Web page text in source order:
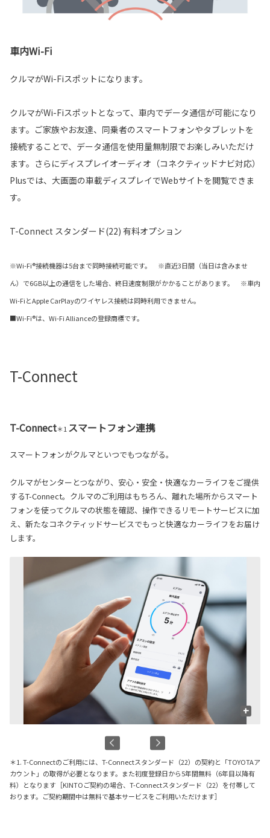
車内Wi-Fi
クルマがWi-Fiスポットになります。
クルマがWi-Fiスポットとなって、車内でデータ通信が可能になり
ます。ご家族やお友達、同乗者のスマートフォンやタブレットを
接続することで、データ通信を使用量無制限でお楽しみいただけ
ます。さらにディスプレイオーディオ（コネクティッドナビ対応）
Plusでは、大画面の車載ディスプレイでWebサイトを閲覧できま
す。
T-Connect スタンダード(22) 有料オプション
※Wi-Fi®接続機器は5台まで同時接続可能です。 ※直近3日間（当日は含みませ
ん）で6GB以上の通信をした場合、終日速度制限がかかることがあります。 ※車内
Wi-FiとApple CarPlayのワイヤレス接続は同時利用できません。
■Wi-Fi®は、Wi-Fi Allianceの登録商標です。
T-Connect
T-Connect＊1スマートフォン連携
スマートフォンがクルマといつでもつながる。
クルマがセンターとつながり、安心・安全・快適なカーライフをご提供
するT-Connect。クルマのご利用はもちろん、離れた場所からスマート
フォンを使ってクルマの状態を確認、操作できるリモートサービスに加
え、新たなコネクティッドサービスでもっと快適なカーライフをお届け
します。
+
＊1. T-Connectのご利用には、T-Connectスタンダード（22）の契約と「TOYOTAア
カウント」の取得が必要となります。また初度登録日から5年間無料（6年目以降有
料）となります［KINTOご契約の場合、T-Connectスタンダード（22）を付帯して
おります。ご契約期間中は無料で基本サービスをご利用いただけます］